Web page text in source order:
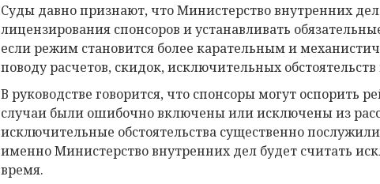
Суды давно признают, что Министерство внутренних
лицензирования спонсоров и устанавливать
если режим становится более карательным и
поводу расчетов, скидок, исключительных
В руководстве говорится, что спонсоры могут оспорить
случаи были ошибочно включены или исключены из
исключительные обстоятельства существенно
именно Министерство внутренних дел будет считать
время.